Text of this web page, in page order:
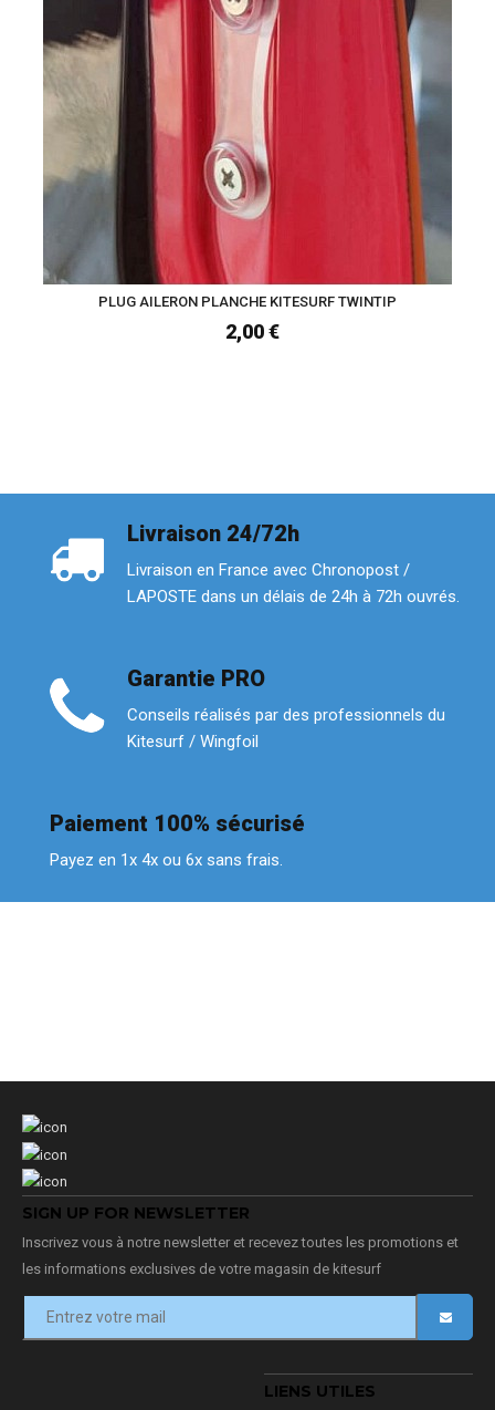
PLUG AILERON PLANCHE KITESURF TWINTIP
2,00 €
Livraison 24/72h
Livraison en France avec Chronopost /
LAPOSTE dans un délais de 24h à 72h ouvrés.
Garantie PRO
Conseils réalisés par des professionnels du
Kitesurf / Wingfoil
Paiement 100% sécurisé
Payez en 1x 4x ou 6x sans frais.
SIGN UP FOR NEWSLETTER
Inscrivez vous à notre newsletter et recevez toutes les promotions et
les informations exclusives de votre magasin de kitesurf
LIENS UTILES